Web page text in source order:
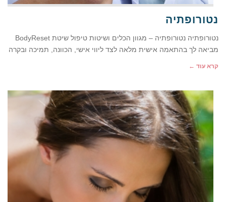
נטורופתיה
נטורופתיה נטורופתיה – מגוון הכלים ושיטות טיפול שיטת BodyReset
מביאה לך בהתאמה אישית מלאה לצד ליווי אישי, הכוונה, תמיכה ובקרה
קרא עוד ←